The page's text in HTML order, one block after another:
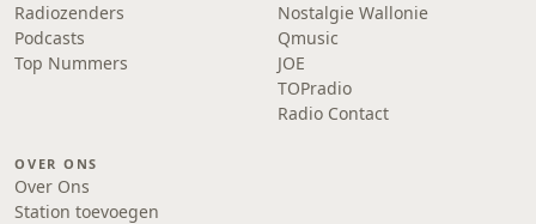
Radiozenders
Podcasts
Top Nummers
Nostalgie Wallonie
Qmusic
JOE
TOPradio
Radio Contact
OVER ONS
Over Ons
Station toevoegen